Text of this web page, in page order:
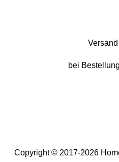
bei
Copyright © 2017-2026